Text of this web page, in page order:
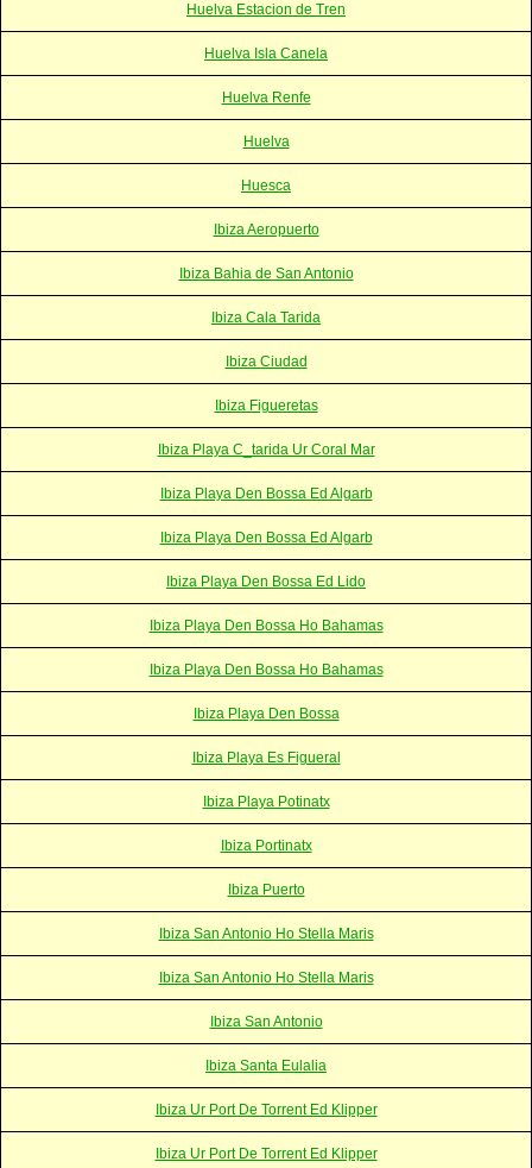
Huelva Estacion de Tren
Huelva Isla Canela
Huelva Renfe
Huelva
Huesca
Ibiza Aeropuerto
Ibiza Bahia de San Antonio
Ibiza Cala Tarida
Ibiza Ciudad
Ibiza Figueretas
Ibiza Playa C_tarida Ur Coral Mar
Ibiza Playa Den Bossa Ed Algarb
Ibiza Playa Den Bossa Ed Algarb
Ibiza Playa Den Bossa Ed Lido
Ibiza Playa Den Bossa Ho Bahamas
Ibiza Playa Den Bossa Ho Bahamas
Ibiza Playa Den Bossa
Ibiza Playa Es Figueral
Ibiza Playa Potinatx
Ibiza Portinatx
Ibiza Puerto
Ibiza San Antonio Ho Stella Maris
Ibiza San Antonio Ho Stella Maris
Ibiza San Antonio
Ibiza Santa Eulalia
Ibiza Ur Port De Torrent Ed Klipper
Ibiza Ur Port De Torrent Ed Klipper